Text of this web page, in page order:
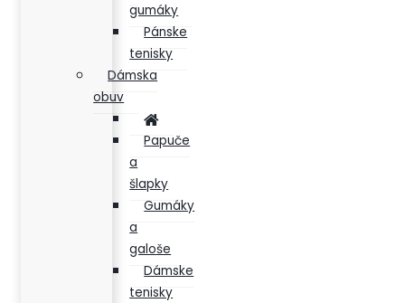
gumáky
Pánske
tenisky
Dámska
obuv
Papuče
a
šlapky
Gumáky
a
galoše
Dámske
tenisky